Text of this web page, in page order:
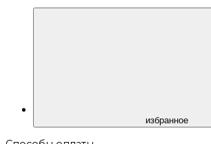
избранное